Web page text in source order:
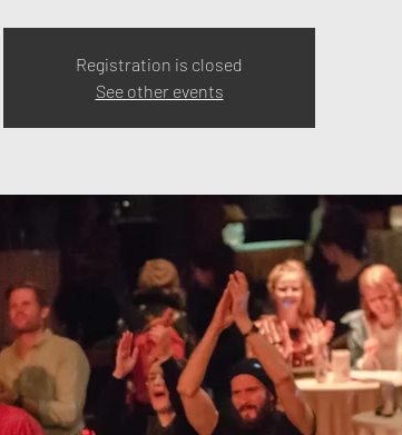
Registration is closed
See other events